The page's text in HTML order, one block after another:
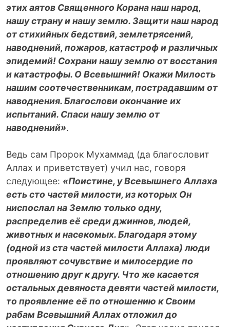
этих аятов Священного Корана наш народ,
нашу страну и нашу землю. Защити наш народ
от стихийных бедствий, землетрясений,
наводнений, пожаров, катастроф и различных
эпидемий! Сохрани нашу землю от восстания
и катастрофы. О Всевышний! Окажи Милость
нашим соотечественникам, пострадавшим от
наводнения. Благослови окончание их
испытаний. Спаси нашу землю от
наводнений».
Ведь сам Пророк Мухаммад (да благословит
Аллах и приветствует) учил нас, говоря
следующее: «Поистине, у Всевышнего Аллаха
есть сто частей милости, из которых Он
ниспослал на Землю только одну,
распределив её среди джиннов, людей,
животных и насекомых. Благодаря этому
(одной из ста частей милости Аллаха) люди
проявляют сочувствие и милосердие по
отношению друг к другу. Что же касается
остальных девяноста девяти частей милости,
то проявление её по отношению к Своим
рабам Всевышний Аллах отложил до